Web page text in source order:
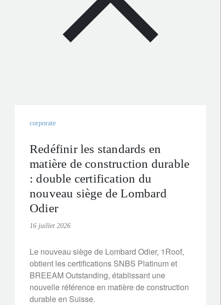
corporate
Redéfinir les standards en
matière de construction durable
: double certification du
nouveau siège de Lombard
Odier
16 juillet 2026
Le nouveau siège de Lombard Odier, 1Roof,
obtient les certifications SNBS Platinum et
BREEAM Outstanding, établissant une
nouvelle référence en matière de construction
durable en Suisse.